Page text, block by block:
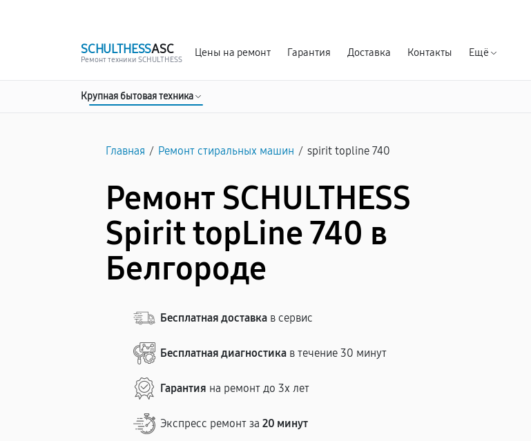
SCHULTHESSASC
Ремонт техники SCHULTHESS
Цены на ремонт Гарантия Доставка Контакты Ещё
Крупная бытовая техника
Главная / Ремонт стиральных машин / spirit topline 740
Ремонт SCHULTHESS
Spirit topLine 740 в
Белгороде
Бесплатная доставка в сервис
Бесплатная диагностика в течение 30 минут
Гарантия на ремонт до 3х лет
Экспресс ремонт за20 минут